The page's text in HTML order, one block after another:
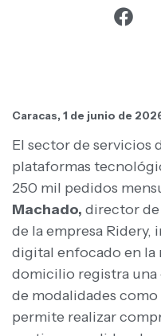
Caracas, 1 de junio de
El sector de servicios
plataformas
250 mil pedidos
Machado, director
de la empresa
digital enfocado en
domicilio registra una
de modalidades
permite realizar